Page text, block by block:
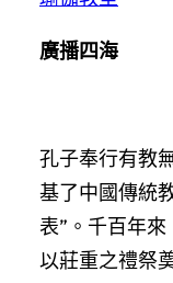
廣播四海
孔子奉行有教
基了中國傳統
表”。千百年
以莊重之禮祭